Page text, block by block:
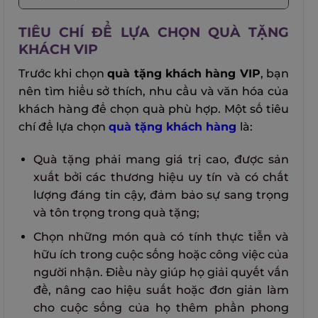
TIÊU CHÍ ĐỂ LỰA CHỌN QUÀ TẶNG
KHÁCH VIP
Trước khi chọnquà tặng khách hàng VIP, bạn
nên tìm hiểu sở thích, nhu cầu và văn hóa của
khách hàng để chọn quà phù hợp. Một số tiêu
chí để lựa chọn quà tặng khách hàng là:
Quà tặng phải mang giá trị cao, được sản
xuất bởi các thương hiệu uy tín và có chất
lượng đáng tin cậy, đảm bảo sự sang trọng
và tôn trọng trong quà tặng;
Chọn những món quà có tính thực tiễn và
hữu ích trong cuộc sống hoặc công việc của
người nhận. Điều này giúp họ giải quyết vấn
đề, nâng cao hiệu suất hoặc đơn giản làm
cho cuộc sống của họ thêm phần phong